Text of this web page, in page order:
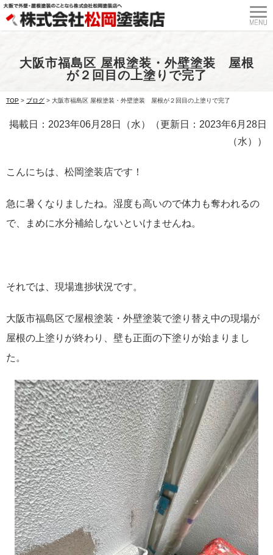
大阪市福島区 屋根塗装・外壁塗装 屋根
が２回目の上塗りで完了
TOP > ブログ > 大阪市福島区 屋根塗装・外壁塗装 屋根が２回目の上塗りで完了
掲載日：2023年06月28日（水）（更新日：2023年6月28日
（水））
こんにちは、松岡塗装店です！
急に暑くなりましたね。湿度も高いので体力も奪われるの
で、まめに水分補給しないといけませんね。
それでは、現場進捗状況です。
大阪市福島区で屋根塗装・外壁塗装で塗り替え中の現場が
屋根の上塗りが終わり、壁も正面の下塗りが始まりまし
た。